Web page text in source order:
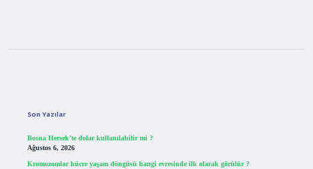
Son Yazılar
Bosna Hersek’te dolar kullanılabilir mi ?
Ağustos 6, 2026
Kromozomlar hücre yaşam döngüsü hangi evresinde ilk olarak görülür ?